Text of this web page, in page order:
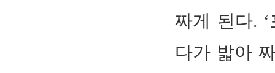
짜게 된다.
다가 밟아